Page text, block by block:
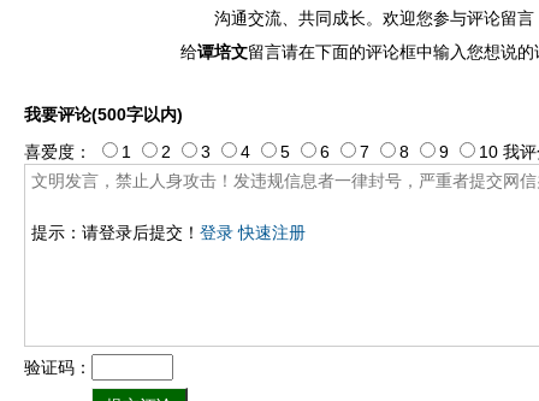
沟通交流、共同成长。欢迎您参与评论留言
给谭培文留言请在下面的评论框中输入您想说的
我要评论(500字以内)
提示：请登录后提交！ 登录 快速注册
喜爱度： 1 2 3 4 5 6 7 8 9 10 我评
验证码：